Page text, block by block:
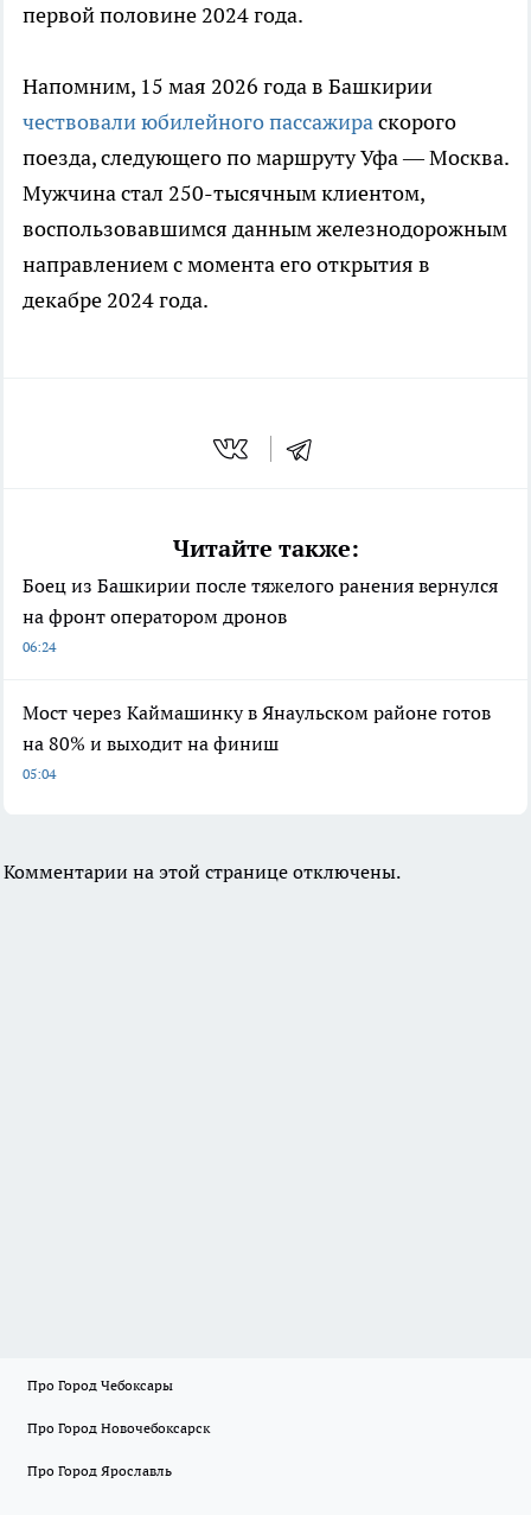
первой половине 2024 года.
Напомним, 15 мая 2026 года в Башкирии
чествовали юбилейного пассажираскорого
поезда, следующего по маршруту Уфа — Москва.
Мужчина стал 250-тысячным клиентом,
воспользовавшимся данным железнодорожным
направлением с момента его открытия в
декабре 2024 года.
Читайте также:
Боец из Башкирии после тяжелого ранения вернулся
на фронт оператором дронов
06:24
Мост через Каймашинку в Янаульском районе готов
на 80% и выходит на финиш
05:04
Комментарии на этой странице отключены.
Про Город Чебоксары
Про Город Новочебоксарск
Про Город Ярославль